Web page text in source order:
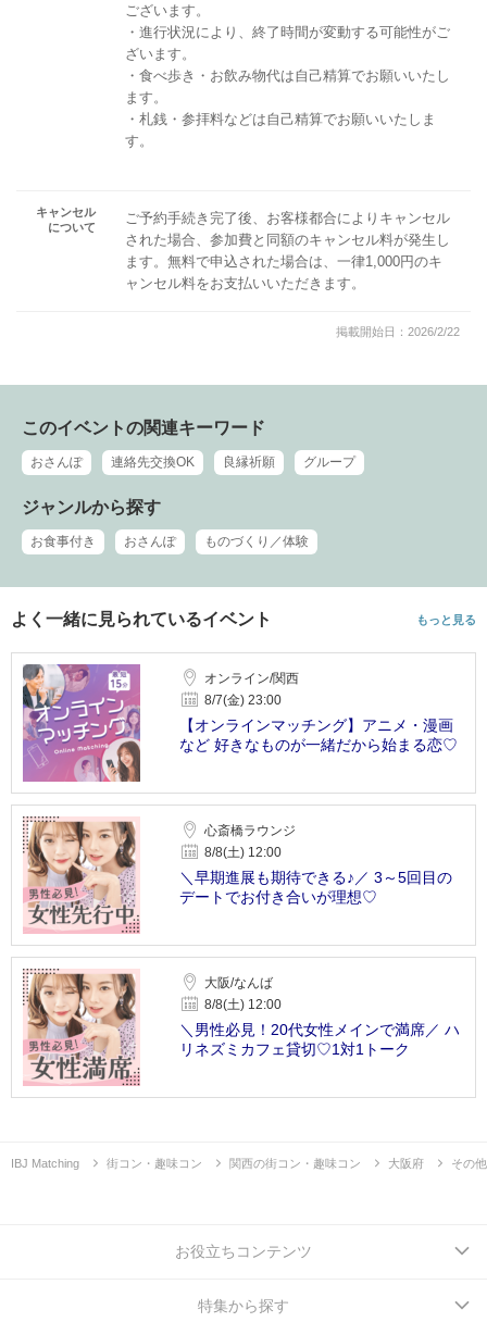
ございます。
・進行状況により、終了時間が変動する可能性がご
ざいます。
・食べ歩き・お飲み物代は自己精算でお願いいたし
ます。
・札銭・参拝料などは自己精算でお願いいたしま
す。
キャンセル
について
ご予約手続き完了後、お客様都合によりキャンセル
された場合、参加費と同額のキャンセル料が発生し
ます。無料で申込された場合は、一律1,000円のキ
ャンセル料をお支払いいただきます。
掲載開始日：2026/2/22
このイベントの関連キーワード
おさんぽ 連絡先交換OK 良縁祈願 グループ
ジャンルから探す
お食事付き おさんぽ ものづくり／体験
よく一緒に見られているイベント もっと見る
オンライン/関西
8/7(金) 23:00
【オンラインマッチング】アニメ・漫画
など 好きなものが一緒だから始まる恋♡
心斎橋ラウンジ
8/8(土) 12:00
＼早期進展も期待できる♪／ 3～5回目の
デートでお付き合いが理想♡
大阪/なんば
8/8(土) 12:00
＼男性必見！20代女性メインで満席／ ハ
リネズミカフェ貸切♡1対1トーク
IBJ Matching 街コン・趣味コン 関西の街コン・趣味コン 大阪府 その
お役立ちコンテンツ
特集から探す